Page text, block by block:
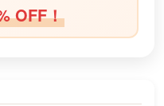
OFF！